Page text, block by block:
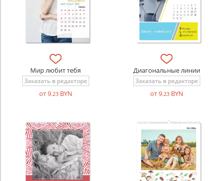
Мир любит тебя
Заказать в редакторе
от 9.23BYN
Диагональные линии
Заказать в редакторе
от 9.23BYN